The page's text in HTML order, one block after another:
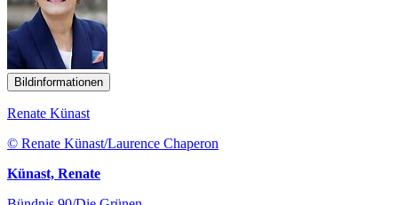
Bildinformationen
Renate Künast
© Renate Künast/Laurence Chaperon
Künast, Renate